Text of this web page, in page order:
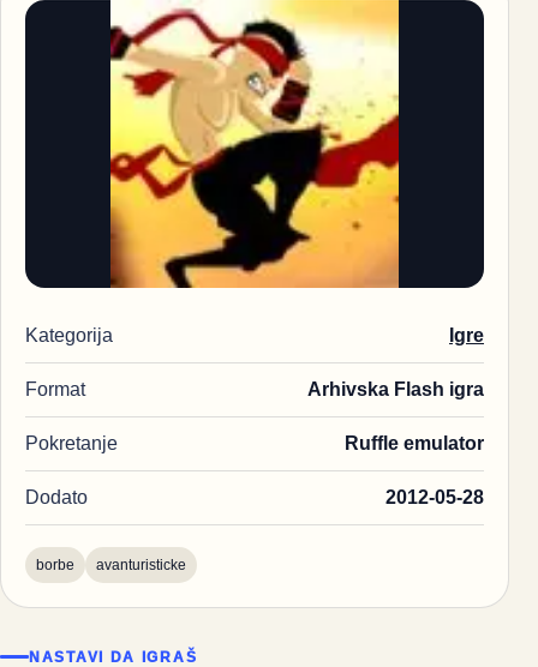
Kategorija Igre
Format Arhivska Flash igra
Pokretanje Ruffle emulator
Dodato 2012-05-28
borbe avanturisticke
NASTAVI DA IGRAŠ